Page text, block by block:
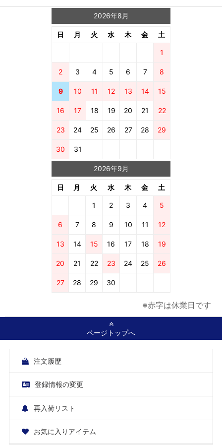
2026年8月
日 月 火 水 木 金 土
1
2 3 4 5 6 7 8
9 10 11 12 13 14 15
16 17 18 19 20 21 22
23 24 25 26 27 28 29
30 31
2026年9月
日 月 火 水 木 金 土
1 2 3 4 5
6 7 8 9 10 11 12
13 14 15 16 17 18 19
20 21 22 23 24 25 26
27 28 29 30
※赤字は休業日です
ページトップへ
注文履歴
登録情報の変更
再入荷リスト
お気に入りアイテム